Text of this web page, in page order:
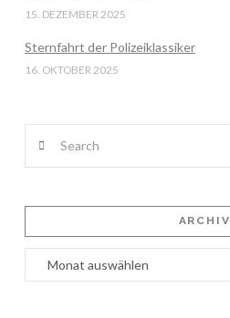
15. DEZEMBER 2025
Sternfahrt der Polizeiklassiker
16. OKTOBER 2025
ARCHIV
Archiv